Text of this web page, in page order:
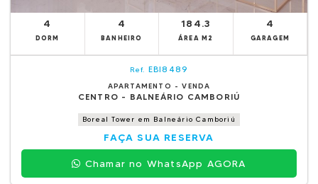
4
DORM
4
BANHEIRO
184.3
ÁREA M2
4
GARAGEM
Ref. EBI8489
APARTAMENTO - VENDA
CENTRO - BALNEÁRIO CAMBORIÚ
Boreal Tower em Balneário Camboriú
FAÇA SUA RESERVA
Chamar no WhatsApp AGORA